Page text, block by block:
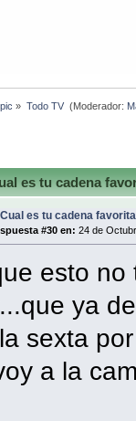
» Todo TV (Moderador:
es tu cadena
es tu cadena
#30 en: 24 de
esto no
ya
sexta
a la